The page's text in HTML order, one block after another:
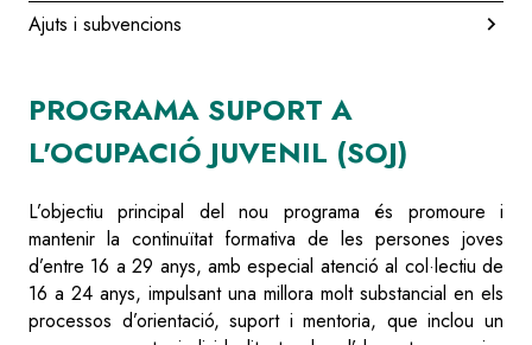
Ajuts i subvencions
PROGRAMA SUPORT A
L'OCUPACIÓ JUVENIL (SOJ)
L’objectiu principal del nou programa és promoure i
mantenir la continuïtat formativa de les persones joves
d’entre 16 a 29 anys, amb especial atenció al col·lectiu de
16 a 24 anys, impulsant una millora molt substancial en els
processos d’orientació, suport i mentoria, que inclou un